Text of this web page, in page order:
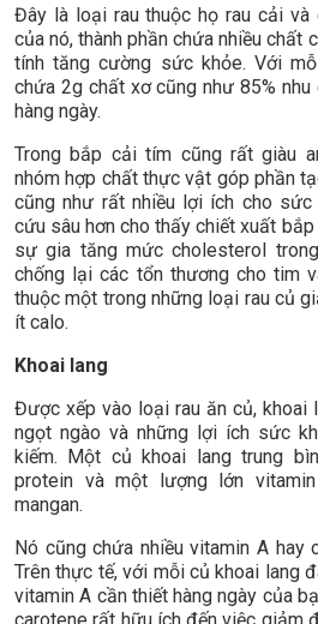
Đây là loại rau thuộc họ rau cải và
của nó, thành phần chứa nhiều chất
tính tăng cường sức khỏe. Với
chứa 2g chất xơ cũng như 85%
hàng ngày.
Trong bắp cải tím cũng rất giàu
nhóm hợp chất thực vật góp phần
cũng như rất nhiều lợi ích cho sức
cứu sâu hơn cho thấy chiết xuất
sự gia tăng mức cholesterol
chống lại các tổn thương cho tim
thuộc một trong những loại rau củ
ít calo.
Khoai lang
Được xếp vào loại rau ăn củ, khoai
ngọt ngào và những lợi ích sức
kiếm. Một củ khoai lang trung
protein và một lượng lớn
mangan.
Nó cũng chứa nhiều vitamin A hay
Trên thực tế, với mỗi củ khoai lang
vitamin A cần thiết hàng ngày của